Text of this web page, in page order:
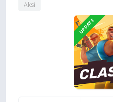
Aksi
UPDATE